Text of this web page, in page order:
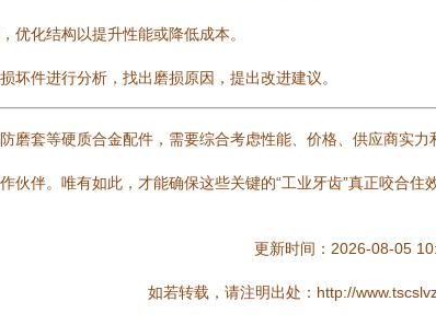
优化结构以提升性能或降低成本。
坏件进行分析，找出磨损原因，提出改进建议。
磨套等硬质合金配件，需要综合考虑性能、价格、供应商实
伙伴。唯有如此，才能确保这些关键的“工业牙齿”真正咬合住
更新时间：2026-08-05
如若转载，请注明出处：http://